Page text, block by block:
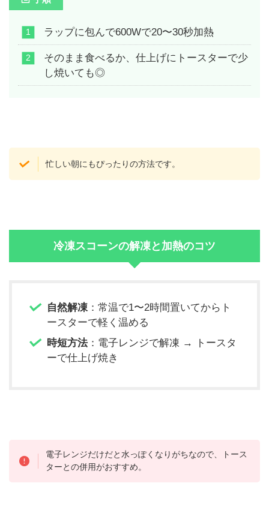
ラップに包んで600Wで20〜30秒加熱
そのまま食べるか、仕上げにトースターで少
し焼いても◎
忙しい朝にもぴったりの方法です。
冷凍スコーンの解凍と加熱のコツ
自然解凍：常温で1〜2時間置いてからト
ースターで軽く温める
時短方法 ：電子レンジで解凍 → トースタ
ーで仕上げ焼き
電子レンジだけだと水っぽくなりがちなので、トース
ターとの併用がおすすめ。